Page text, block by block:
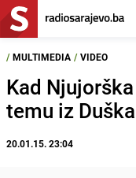
/ MULTIMEDIA / VIDEO
Kad
temu iz
20.01.15. 23:04